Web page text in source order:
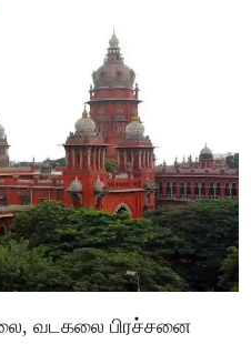
வடகலை பிரச்சனை